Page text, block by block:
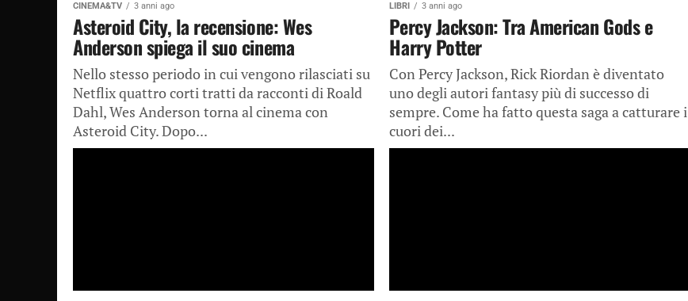
CINEMA&TV 3 anni ago
Asteroid City, la recensione: Wes
Anderson spiega il suo cinema
Nello stesso periodo in cui vengono rilasciati su
Netflix quattro corti tratti da racconti di Roald
Dahl, Wes Anderson torna al cinema con
Asteroid City. Dopo...
LIBRI 3 anni ago
Percy Jackson: Tra American Gods e
Harry Potter
Con Percy Jackson, Rick Riordan è diventato
uno degli autori fantasy più di successo di
sempre. Come ha fatto questa saga a catturare i
cuori dei...